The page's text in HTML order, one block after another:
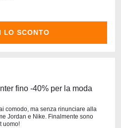
LO SCONTO
fino -40% per la moda
comodo, ma senza rinunciare alla
Jordan e Nike. Finalmente sono
uomo!